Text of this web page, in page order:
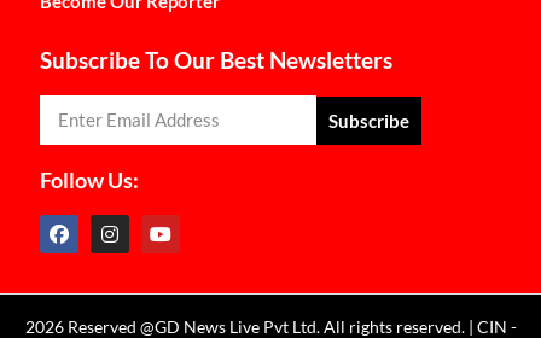
Subscribe To Our Best Newsletters
Subscribe
Follow Us:
2026 Reserved @GD News Live Pvt Ltd. All rights reserved. | CIN -